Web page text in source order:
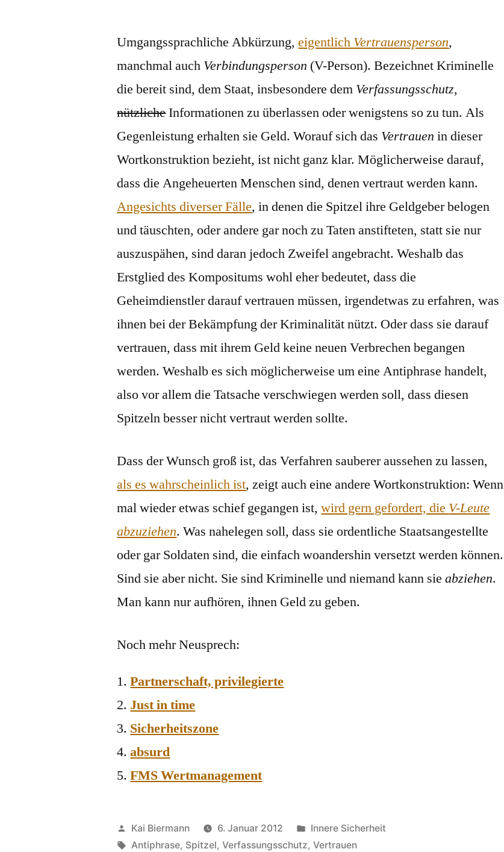
Umgangssprachliche Abkürzung,eigentlich Vertrauensperson,
manchmal auch Verbindungsperson (V-Person). Bezeichnet Kriminelle
die bereit sind, dem Staat, insbesondere dem Verfassungsschutz,
nützlicheInformationen zu überlassen oder wenigstens so zu tun. Als
Gegenleistung erhalten sie Geld. Worauf sich das Vertrauen in dieser
Wortkonstruktion bezieht, ist nicht ganz klar. Möglicherweise darauf,
dass die Angeheuerten Menschen sind, denen vertraut werden kann.
Angesichts diverser Fälle, in denen die Spitzel ihre Geldgeber belogen
und täuschten, oder andere gar noch zu Taten anstifteten, statt sie nur
auszuspähen, sind daran jedoch Zweifel angebracht. Weshalb das
Erstglied des Kompositums wohl eher bedeutet, dass die
Geheimdienstler darauf vertrauen müssen, irgendetwas zu erfahren, was
ihnen bei der Bekämpfung der Kriminalität nützt. Oder dass sie darauf
vertrauen, dass mit ihrem Geld keine neuen Verbrechen begangen
werden. Weshalb es sich möglicherweise um eine Antiphrase handelt,
also vor allem die Tatsache verschwiegen werden soll, dass diesen
Spitzeln besser nicht vertraut werden sollte.
Dass der Wunsch groß ist, das Verfahren sauberer aussehen zu lassen,
als es wahrscheinlich ist, zeigt auch eine andere Wortkonstruktion: Wenn
mal wieder etwas schief gegangen ist,wird gern gefordert, die V-Leute
abzuziehen. Was nahelegen soll, dass sie ordentliche Staatsangestellte
oder gar Soldaten sind, die einfach woandershin versetzt werden können.
Sind sie aber nicht. Sie sind Kriminelle und niemand kann sieabziehen.
Man kann nur aufhören, ihnen Geld zu geben.
Noch mehr Neusprech:
Partnerschaft, privilegierte
Just in time
Sicherheitszone
absurd
FMS Wertmanagement
Veröffentlicht
von
Kai Biermann 6. Januar 2012
Veröffentlicht
in
Innere Sicherheit
Schlagwörter:
Antiphrase, Spitzel,Verfassungsschutz,Vertrauen